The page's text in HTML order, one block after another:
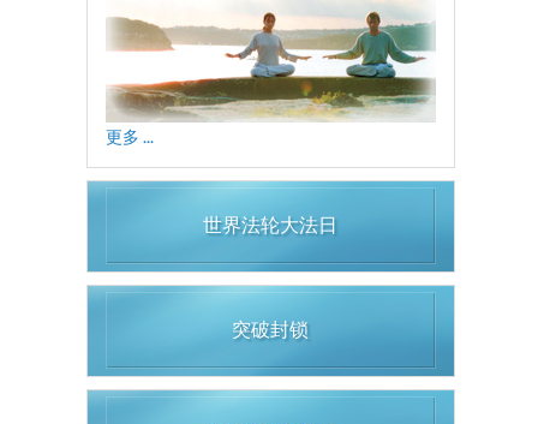
更多 ...
世界法轮大法日
突破封锁